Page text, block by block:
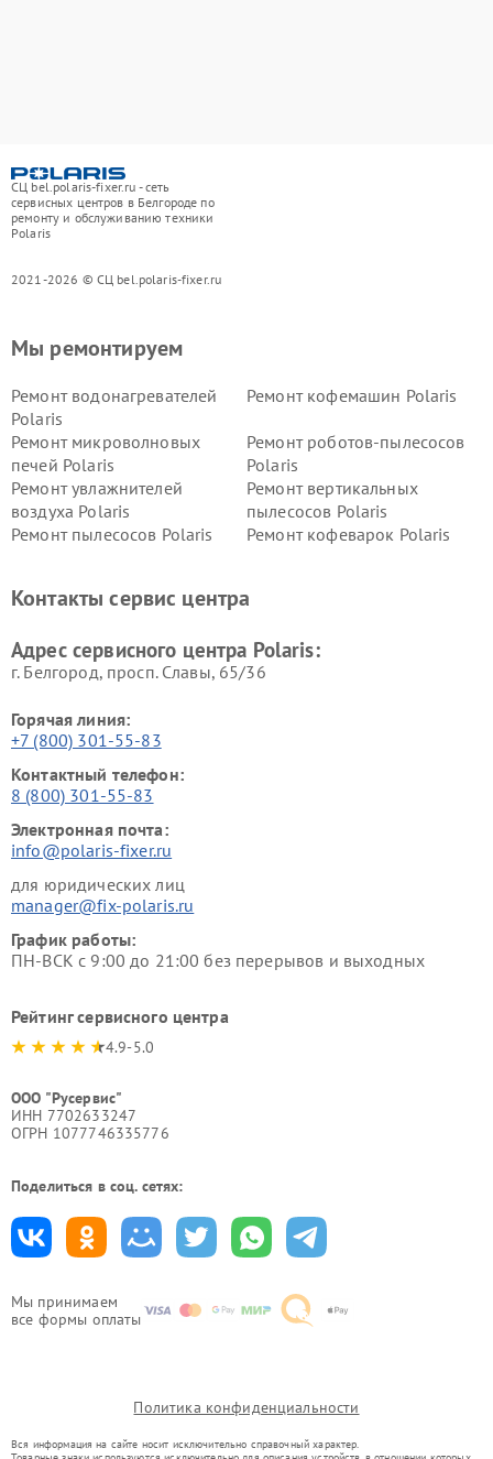
СЦ bel.polaris-fixer.ru - сеть
сервисных центров в Белгороде по
ремонту и обслуживанию техники
Polaris
2021-2026 © СЦ bel.polaris-fixer.ru
Мы принимаем
все формы оплаты
Мы ремонтируем
Ремонт водонагревателей
Polaris
Ремонт кофемашин Polaris
Ремонт микроволновых
печей Polaris
Ремонт роботов-пылесосов
Polaris
Ремонт увлажнителей
воздуха Polaris
Ремонт вертикальных
пылесосов Polaris
Ремонт пылесосов Polaris
Ремонт кофеварок Polaris
Контакты сервис центра
Адрес сервисного центра Polaris:
г. Белгород, просп. Славы, 65/36
Горячая линия:
+7 (800) 301-55-83
Контактный телефон:
8 (800) 301-55-83
Электронная почта:
info@polaris-fixer.ru
для юридических лиц
manager@fix-polaris.ru
График работы:
ПН-ВСК с 9:00 до 21:00 без перерывов и выходных
Рейтинг сервисного центра
4.9-5.0
ООО "Русервис"
ИНН 7702633247
ОГРН 1077746335776
Поделиться в соц. сетях:
Политика конфиденциальности
Вся информация на сайте носит исключительно справочный характер.